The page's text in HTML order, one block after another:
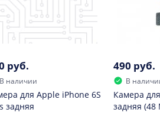
руб.
В наличии
для Apple iPhone 6S
задняя
490 руб.
В
Камера
задняя (48